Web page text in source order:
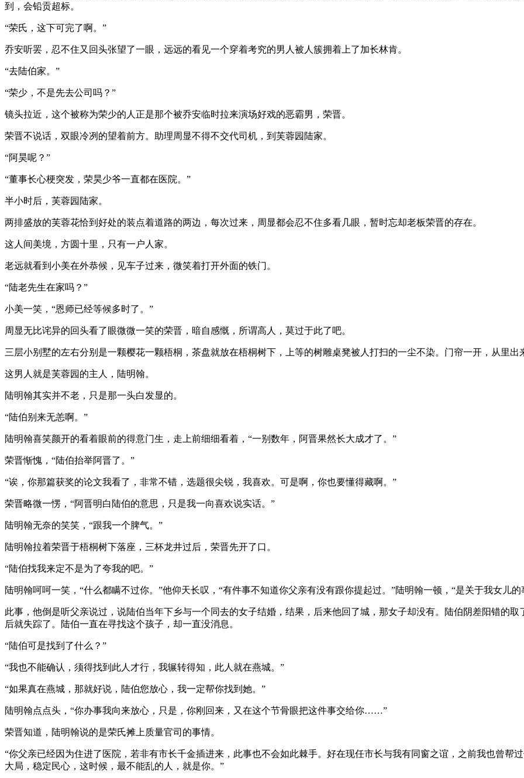
到，会铅贡超标。
“荣氏，这下可完了啊。”
乔安听罢，忍不住又回头张望了一眼，远远的看见一个穿着考究的男人被人簇拥着上了加长林肯。
“去陆伯家。”
“荣少，不是先去公司吗？”
镜头拉近，这个被称为荣少的人正是那个被乔安临时拉来演场好戏的恶霸男，荣晋。
荣晋不说话，双眼冷冽的望着前方。助理周显不得不交代司机，到芙蓉园陆家。
“阿昊呢？”
“董事长心梗突发，荣昊少爷一直都在医院。”
半小时后，芙蓉园陆家。
两排盛放的芙蓉花恰到好处的装点着道路的两边，每次过来，周显都会忍不住多看几眼，暂时忘却老板荣晋的存在。
这人间美境，方圆十里，只有一户人家。
老远就看到小美在外恭候，见车子过来，微笑着打开外面的铁门。
“陆老先生在家吗？”
小美一笑，“恩师已经等候多时了。”
周显无比诧异的回头看了眼微微一笑的荣晋，暗自感慨，所谓高人，莫过于此了吧。
三层小别墅的左右分别是一颗樱花一颗梧桐，茶盘就放在梧桐树下，上等的树雕桌凳被人打扫的一尘不染。门帘一开，从里出
这男人就是芙蓉园的主人，陆明翰。
陆明翰其实并不老，只是那一头白发显的。
“陆伯别来无恙啊。”
陆明翰喜笑颜开的看着眼前的得意门生，走上前细细看着，“一别数年，阿晋果然长大成才了。”
荣晋惭愧，“陆伯抬举阿晋了。”
“诶，你那篇获奖的论文我看了，非常不错，选题很尖锐，我喜欢。可是啊，你也要懂得藏啊。”
荣晋略微一愣，“阿晋明白陆伯的意思，只是我一向喜欢说实话。”
陆明翰无奈的笑笑，“跟我一个脾气。”
陆明翰拉着荣晋于梧桐树下落座，三杯龙井过后，荣晋先开了口。
“陆伯找我来定不是为了夸我的吧。”
陆明翰呵呵一笑，“什么都瞒不过你。”他仰天长叹，“有件事不知道你父亲有没有跟你提起过。”陆明翰一顿，“是关于我女儿的
此事，他倒是听父亲说过，说陆伯当年下乡与一个同去的女子结婚，结果，后来他回了城，那女子却没有。陆伯阴差阳错的
后就失踪了。陆伯一直在寻找这个孩子，却一直没消息。
“陆伯可是找到了什么？”
“我也不能确认，须得找到此人才行，我辗转得知，此人就在燕城。”
“如果真在燕城，那就好说，陆伯您放心，我一定帮你找到她。”
陆明翰点点头，“你办事我向来放心，只是，你刚回来，又在这个节骨眼把这件事交给你……”
荣晋知道，陆明翰说的是荣氏摊上质量官司的事情。
“你父亲已经因为住进了医院，若非有市长千金插进来，此事也不会如此棘手。好在现任市长与我有同窗之谊，之前我也曾帮
大局，稳定民心，这时候，最不能乱的人，就是你。”